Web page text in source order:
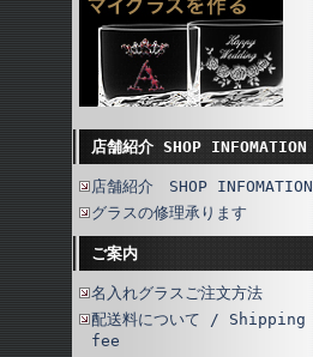
店舗紹介 SHOP INFOMATION
店舗紹介 SHOP INFOMATION
グラスの修理承ります
ご案内
名入れグラスご注文方法
配送料について / Shipping
fee